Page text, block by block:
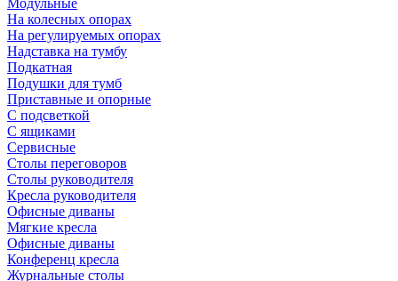
Модульные
На колесных опорах
На регулируемых опорах
Надставка на тумбу
Подкатная
Подушки для тумб
Приставные и опорные
С подсветкой
С ящиками
Сервисные
Столы переговоров
Столы руководителя
Кресла руководителя
Офисные диваны
Мягкие кресла
Офисные диваны
Конференц кресла
Журнальные столы